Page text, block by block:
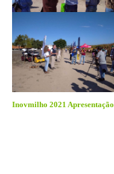
Inovmilho 2021 Apresentação